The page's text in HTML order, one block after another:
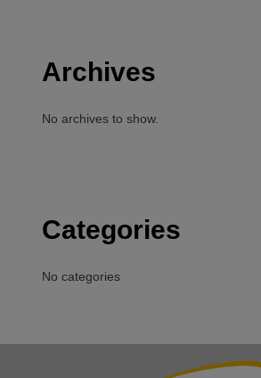
Archives
No archives to show.
Categories
No categories